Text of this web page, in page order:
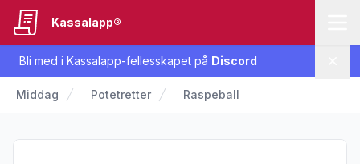
Bli med i Kassalapp-fellesskapet på Discord
Kassalapp®
Middag Potetretter Raspeball